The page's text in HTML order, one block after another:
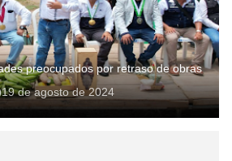
preocupados por retraso de obras
19 de agosto de 2024